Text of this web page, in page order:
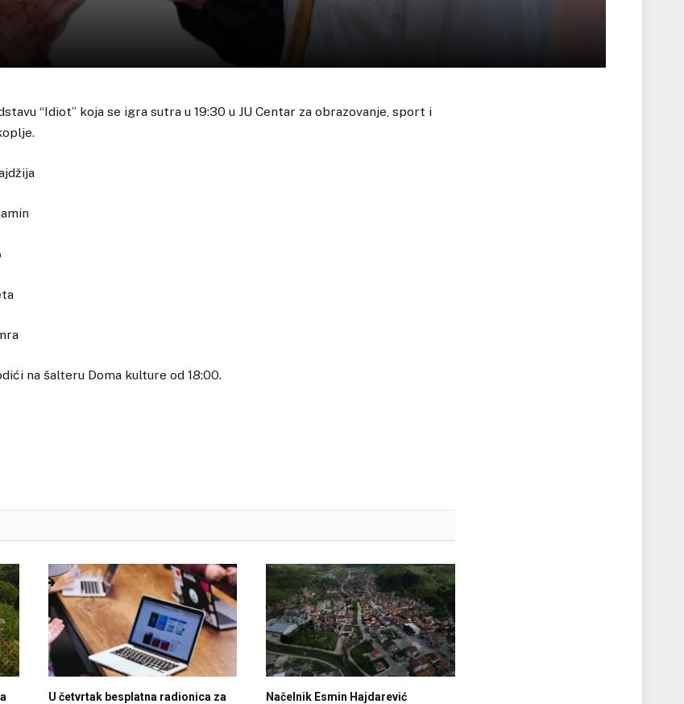
“Idiot” koja se igra sutra u 19:30 u JU Centar za obrazovanje, sport i
na šalteru Doma kulture od 18:00.
U četvrtak besplatna radionica za
Načelnik Esmin Hajdarević